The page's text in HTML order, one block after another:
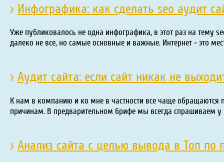
› Инфографика: как сделать seo аудит
Уже публиковалось не одна инфографика, в этот раз на тему
далеко не все, но самые основные и важные. Интернет - это
› Аудит сайта: если сайт никак не
К нам в компанию и ко мне в частности все чаще обращаются
причинам. В предварительном брифе мы всегда спрашиваем у
› Анализ сайта с целью вывода в Топ